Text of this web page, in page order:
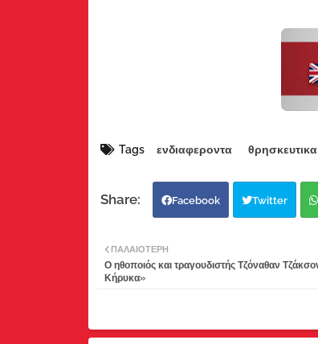
Tags ενδιαφεροντα θρησκευτικα
Facebook Twitter
ΠΑΛΑΙΌΤΕΡΗ
Ο ηθοποιός και τραγουδιστής Τζόναθαν
Κήρυκα»